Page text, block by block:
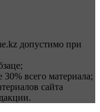
допустимо при
всего материала;
сайта